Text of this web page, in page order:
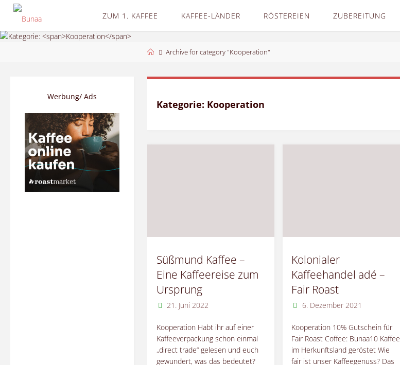
ZUM 1. KAFFEE KAFFEE-LÄNDER RÖSTEREIEN ZUBEREITUNG
HomeArchive for category "Kooperation"
Kategorie: Kooperation
Süßmund Kaffee –
Eine Kaffeereise zum
Ursprung
21. Juni 2022
Kooperation Habt ihr auf einer
Kaffeeverpackung schon einmal
„direct trade“ gelesen und euch
gewundert, was das bedeutet?
Kolonialer
Kaffeehandel adé –
Fair Roast
6. Dezember 2021
Kooperation 10% Gutschein für
Fair Roast Coffee: Bunaa10 Kaffee
im Herkunftsland geröstet Wie
fair ist unser Kaffeegenuss? Das
Werbung/ Ads